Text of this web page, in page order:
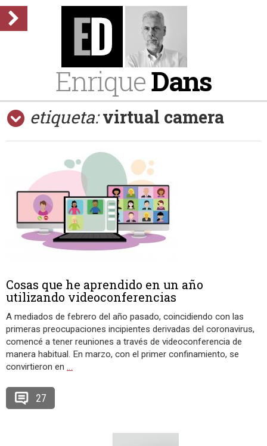
EnriqueDans
etiqueta: virtual camera
Cosas que he aprendido en un año
utilizando videoconferencias
A mediados de febrero del año pasado, coincidiendo con las
primeras preocupaciones incipientes derivadas del coronavirus,
comencé a tener reuniones a través de videoconferencia de
manera habitual. En marzo, con el primer confinamiento, se
convirtieron en …
27